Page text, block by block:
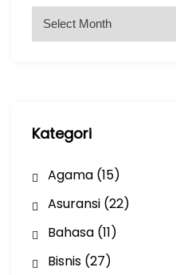
Kategori
Agama(15)
Asuransi(22)
Bahasa(11)
Bisnis(27)